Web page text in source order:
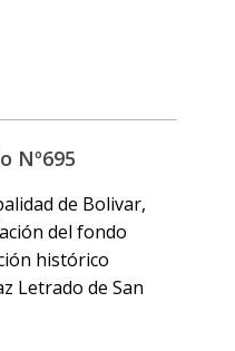
Nº695
de Bolivar,
del fondo
histórico
Letrado de San